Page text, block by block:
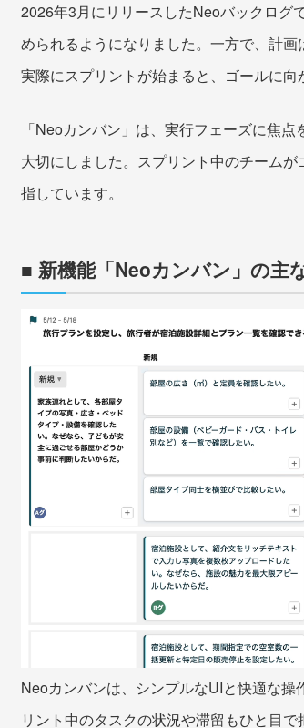
2026年3月にリリースしたNeoバックログ
められるようになりました。一方で、計画
実際にスプリントが始まると、ゴールに向
「Neoカンバン」は、実行フェーズに焦
大切にしました。スプリント中のチーム
指しています。
■ 新機能「Neoカンバン」の主
Neoカンバンは、シンプルなUIと快適な
リント中のタスクの状況や滞留もひと目